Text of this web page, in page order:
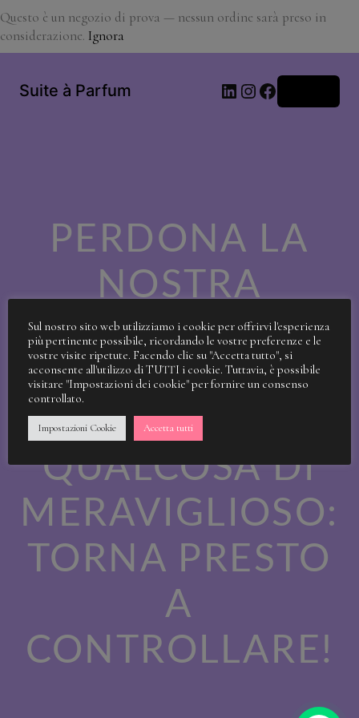
Questo è un negozio di prova — nessun ordine sarà preso in
considerazione. Ignora
Suite à Parfum LinkedIn
Instagram
Facebook
PERDONA LA
NOSTRA
SPORCIZIA!
STIAMO
LAVORANDO A
QUALCOSA DI
MERAVIGLIOSO:
TORNA PRESTO
A
CONTROLLARE!
Sul nostro sito web utilizziamo i cookie per offrirvi l'esperienza
più pertinente possibile, ricordando le vostre preferenze e le
vostre visite ripetute. Facendo clic su "Accetta tutto", si
acconsente all'utilizzo di TUTTI i cookie. Tuttavia, è possibile
visitare "Impostazioni dei cookie" per fornire un consenso
controllato.
Impostazioni Cookie Accetta tutti